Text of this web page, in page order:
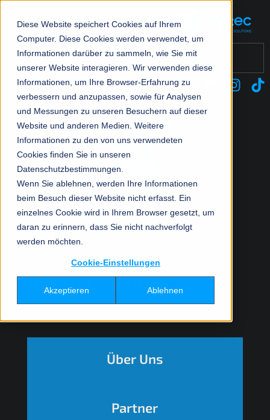
Diese Website speichert Cookies auf Ihrem
Computer. Diese Cookies werden verwendet, um
Informationen darüber zu sammeln, wie Sie mit
unserer Website interagieren. Wir verwenden diese
Informationen, um Ihre Browser-Erfahrung zu
verbessern und anzupassen, sowie für Analysen
und Messungen zu unseren Besuchern auf dieser
Website und anderen Medien. Weitere
Informationen zu den von uns verwendeten
Cookies finden Sie in unseren
Datenschutzbestimmungen.
Wenn Sie ablehnen, werden Ihre Informationen
beim Besuch dieser Website nicht erfasst. Ein
einzelnes Cookie wird in Ihrem Browser gesetzt, um
daran zu erinnern, dass Sie nicht nachverfolgt
werden möchten.
Cookie-Einstellungen
Akzeptieren Ablehnen
Unsere Leistungen
IT Services
Retail Services
Zurück
Das Unternehmen
Über Uns
Partner
Soziales Engagement
Zurück
Produkte
Managed Network/WLAN
Managed Security
Managed IT-Infrastructure
Managed Monitoring
Managed Cloud
Modern Workplace
Zurück
Dies ist ein Suchfeld mit einer automatischen
Es gibt keine Vorschläge, da das Suchfeld leer ist.
Home Das Unternehmen
Das Unternehmen
Über Uns
Partner